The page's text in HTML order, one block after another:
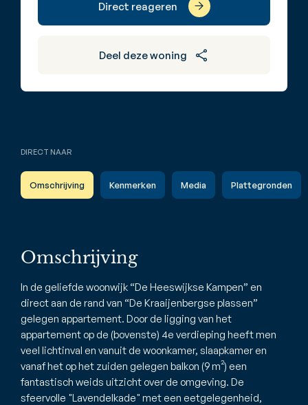
Direct reageren
Deel deze woning
DIRECT NAAR
Omschrijving Kenmerken Media Plattegronden
Omschrijving
In de geliefde woonwijk “De Heeswijkse Kampen” en
direct aan de rand van “De Kraaijenbergse plassen”
gelegen appartement. Door de ligging van het
appartement op de (bovenste) 4e verdieping heeft men
veel lichtinval en vanuit de woonkamer, slaapkamer en
vanaf het op het zuiden gelegen balkon (9 m²) een
fantastisch weids uitzicht over de omgeving. De
sfeervolle "Lavendelkade" met een eetgelegenheid,